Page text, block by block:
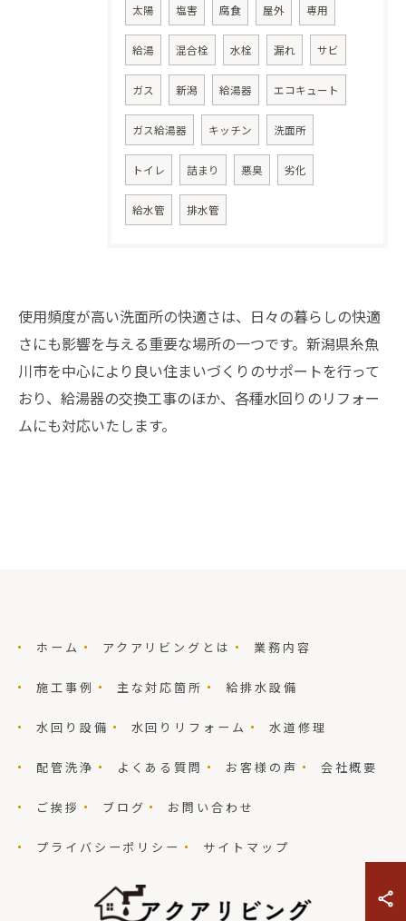
太陽 塩害 腐食 屋外 専用
給湯 混合栓 水栓 漏れ サビ
ガス 新潟 給湯器 エコキュート
ガス給湯器 キッチン 洗面所
トイレ 詰まり 悪臭 劣化
給水管 排水管
使用頻度が高い洗面所の快適さは、日々の暮らしの快適
さにも影響を与える重要な場所の一つです。新潟県糸魚
川市を中心により良い住まいづくりのサポートを行って
おり、給湯器の交換工事のほか、各種水回りのリフォー
ムにも対応いたします。
ホーム アクアリビングとは 業務内容
施工事例 主な対応箇所 給排水設備
水回り設備 水回りリフォーム 水道修理
配管洗浄 よくある質問 お客様の声 会社概要
ご挨拶 ブログ お問い合わせ
プライバシーポリシー サイトマップ